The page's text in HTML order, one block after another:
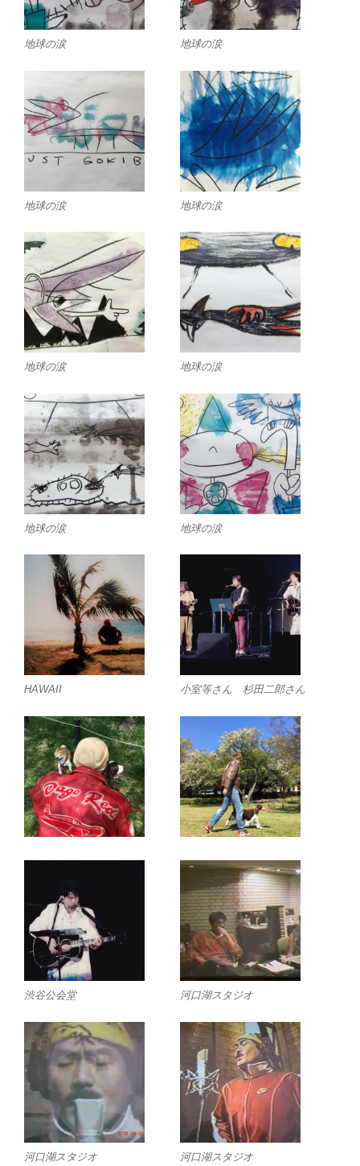
地球の涙 地球の涙
地球の涙 地球の涙
地球の涙 地球の涙
地球の涙 地球の涙
HAWAII 小室等さん 杉田二郎さん
渋谷公会堂 河口湖スタジオ
河口湖スタジオ 河口湖スタジオ